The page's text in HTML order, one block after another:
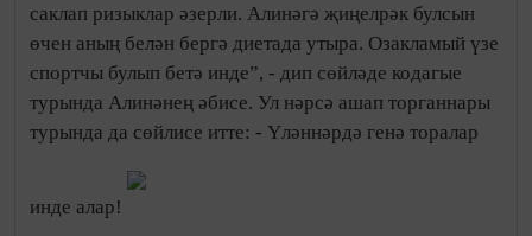
саклап ризыклар әзерли. Алинәгә җиңелрәк булсын
өчен аның белән бергә диетада утыра. Озакламый үзе
спортчы булып бетә инде”, - дип сөйләде кодагые
турында Алинәнең әбисе. Ул нәрсә ашап торганнары
турында да сөйлисе итте: - Үләннәрдә генә торалар
инде алар!